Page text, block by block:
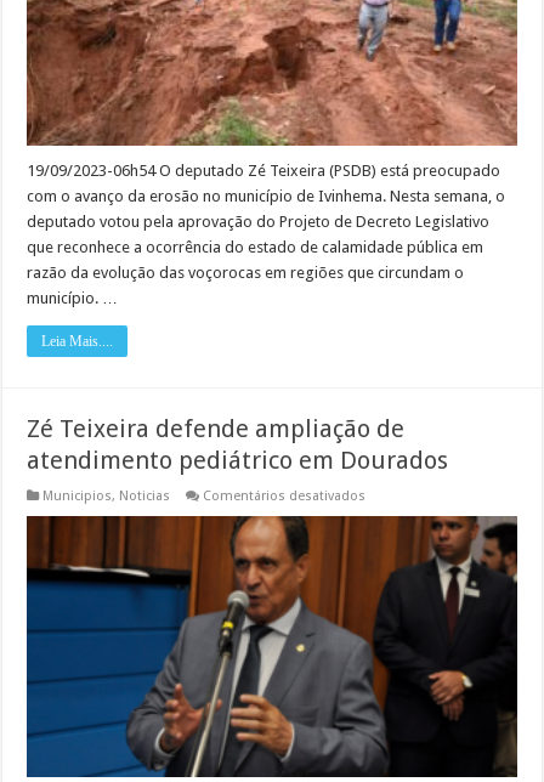
19/09/2023-06h54 O deputado Zé Teixeira (PSDB) está preocupado
com o avanço da erosão no município de Ivinhema. Nesta semana, o
deputado votou pela aprovação do Projeto de Decreto Legislativo
que reconhece a ocorrência do estado de calamidade pública em
razão da evolução das voçorocas em regiões que circundam o
município. …
Leia Mais....
Zé Teixeira defende ampliação de
atendimento pediátrico em Dourados
Municipios, Noticias Comentários desativados
ampliação
atendimento
pediátrico
em
Dourados